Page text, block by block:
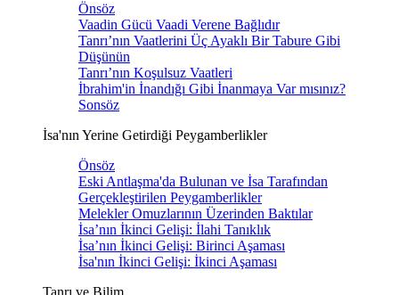
Önsöz
Vaadin Gücü Vaadi Verene Bağlıdır
Tanrı’nın Vaatlerini Üç Ayaklı Bir Tabure Gibi
Düşünün
Tanrı’nın Koşulsuz Vaatleri
İbrahim'in İnandığı Gibi İnanmaya Var mısınız?
Sonsöz
İsa'nın Yerine Getirdiği Peygamberlikler
Önsöz
Eski Antlaşma'da Bulunan ve İsa Tarafından
Gerçekleştirilen Peygamberlikler
Melekler Omuzlarının Üzerinden Baktılar
İsa’nın İkinci Gelişi: İlahi Tanıklık
İsa’nın İkinci Gelişi: Birinci Aşaması
İsa'nın İkinci Gelişi: İkinci Aşaması
Tanrı ve Bilim